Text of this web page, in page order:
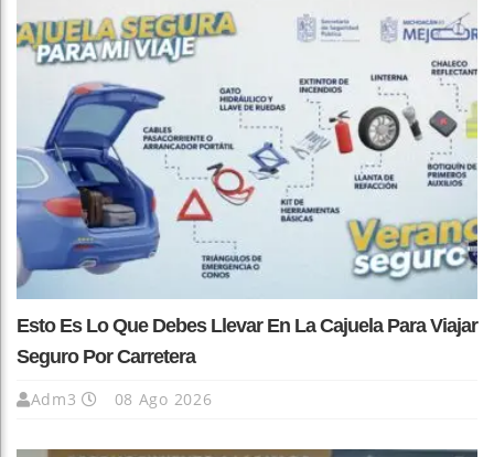
Esto Es Lo Que Debes Llevar En La Cajuela Para Viajar
Seguro Por Carretera
Adm3 08 Ago 2026